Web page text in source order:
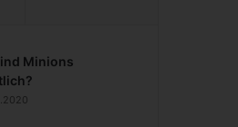
Minions